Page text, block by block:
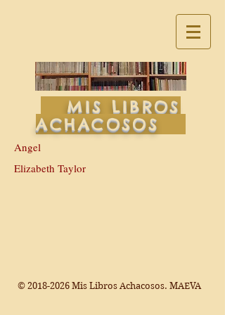
MIS LIBROS
ACHACOSOS
Angel
Elizabeth Taylor
© 2018-2026 Mis Libros Achacosos. MAEVA